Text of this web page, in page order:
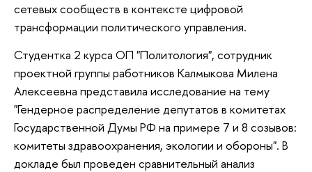
сетевых сообществ в контексте цифровой
трансформации политического управления.
Студентка 2 курса ОП "Политология", сотрудник
проектной группы работников Калмыкова Милена
Алексеевна представила исследование на тему
"Гендерное распределение депутатов в комитетах
Государственной Думы РФ на примере 7 и 8 созывов:
комитеты здравоохранения, экологии и обороны". В
докладе был проведен сравнительный анализ